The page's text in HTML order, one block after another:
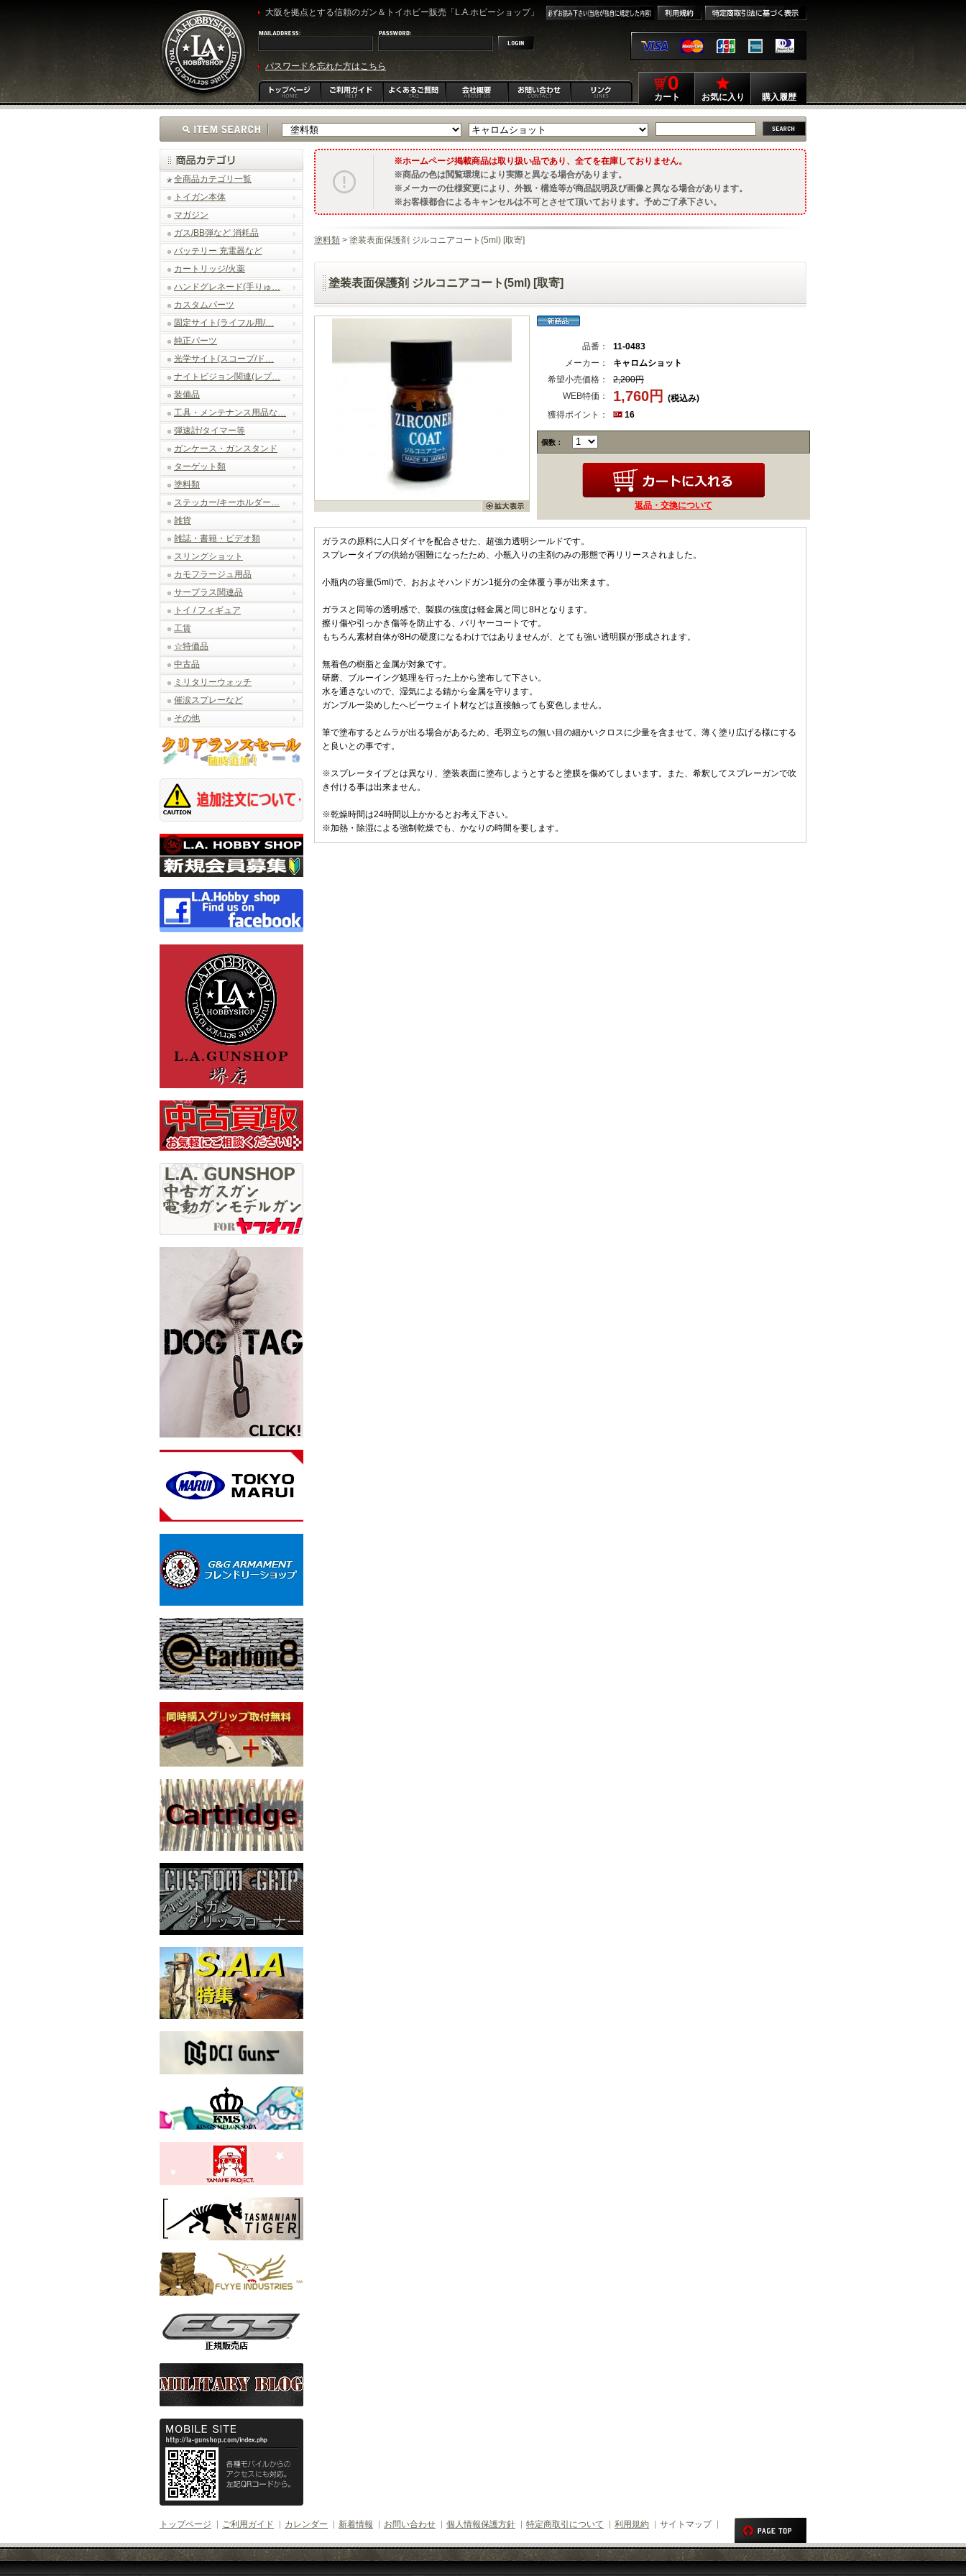
大阪を拠点とする信頼のガン＆トイホビー販売「L.A.ホビーショップ」
パスワードを忘れた方はこちら
0
カート お気に入り 購入履歴
全商品カテゴリ一覧
トイガン本体
マガジン
ガス/BB弾など 消耗品
バッテリー 充電器など
カートリッジ/火薬
ハンドグレネード(手りゅ…
カスタムパーツ
固定サイト(ライフル用/…
純正パーツ
光学サイト(スコープ/ド…
ナイトビジョン関連(レプ…
装備品
工具・メンテナンス用品な…
弾速計/タイマー等
ガンケース・ガンスタンド
ターゲット類
塗料類
ステッカー/キーホルダー…
雑貨
雑誌・書籍・ビデオ類
スリングショット
カモフラージュ用品
サープラス関連品
トイ / フィギュア
工賃
☆特価品
中古品
ミリタリーウォッチ
催涙スプレーなど
その他
ホームページ掲載商品は取り扱い品であり、全てを在庫しておりません。
商品の色は閲覧環境により実際と異なる場合があります。
メーカーの仕様変更により、外観・構造等が商品説明及び画像と異なる場合があります。
お客様都合によるキャンセルは不可とさせて頂いております。予めご了承下さい。
塗料類 > 塗装表面保護剤 ジルコニアコート(5ml) [取寄]
塗装表面保護剤 ジルコニアコート(5ml) [取寄]
品番：
11-0483
メーカー：
キャロムショット
希望小売価格：
2,200円
WEB特価：
1,760円
(税込み)
獲得ポイント：
16
個数：
返品・交換について
ガラスの原料に人口ダイヤを配合させた、超強力透明シールドです。
スプレータイプの供給が困難になったため、小瓶入りの主剤のみの形態で再リリースされました。
小瓶内の容量(5ml)で、おおよそハンドガン1挺分の全体覆う事が出来ます。
ガラスと同等の透明感で、製膜の強度は軽金属と同じ8Hとなります。
擦り傷や引っかき傷等を防止する、バリヤーコートです。
もちろん素材自体が8Hの硬度になるわけではありませんが、とても強い透明膜が形成されます。
無着色の樹脂と金属が対象です。
研磨、ブルーイング処理を行った上から塗布して下さい。
水を通さないので、湿気による錆から金属を守ります。
ガンブルー染めしたへビーウェイト材などは直接触っても変色しません。
筆で塗布するとムラが出る場合があるため、毛羽立ちの無い目の細かいクロスに少量を含ませて、薄く塗り広げる様にする
と良いとの事です。
※スプレータイプとは異なり、塗装表面に塗布しようとすると塗膜を傷めてしまいます。また、希釈してスプレーガンで吹
き付ける事は出来ません。
※乾燥時間は24時間以上かかるとお考え下さい。
※加熱・除湿による強制乾燥でも、かなりの時間を要します。
トップページ ご利用ガイド カレンダー 新着情報 お問い合わせ 個人情報保護方針 特定商取引について 利用規約 サイトマップ